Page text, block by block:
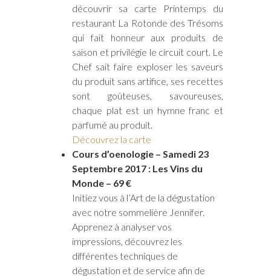
découvrir sa carte Printemps du
restaurant La Rotonde des Trésoms
qui fait honneur aux produits de
saison et privilégie le circuit court. Le
Chef sait faire exploser les saveurs
du produit sans artifice, ses recettes
sont goûteuses, savoureuses,
chaque plat est un hymne franc et
parfumé au produit.
Découvrez la carte
Cours d’oenologie – Samedi 23
Septembre 2017 : Les Vins du
Monde – 69 €
Initiez vous à l’Art de la dégustation
avec notre sommelière Jennifer.
Apprenez à analyser vos
impressions, découvrez les
différentes techniques de
dégustation et de service afin de